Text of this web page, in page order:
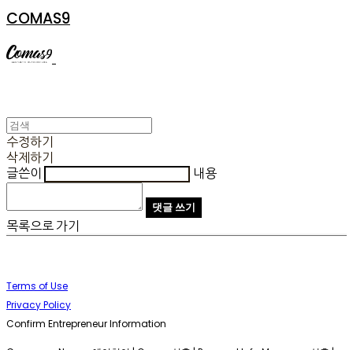
COMAS9
수정하기
삭제하기
글쓴이
내용
댓글 쓰기
목록으로 가기
Terms of Use
Privacy Policy
Confirm Entrepreneur Information